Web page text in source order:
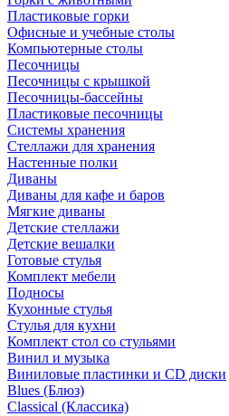
Пластиковые горки
Офисные и учебные столы
Компьютерные столы
Песочницы
Песочницы с крышкой
Песочницы-бассейны
Пластиковые песочницы
Системы хранения
Стеллажи для хранения
Настенные полки
Диваны
Диваны для кафе и баров
Мягкие диваны
Детские стеллажи
Детские вешалки
Готовые стулья
Комплект мебели
Подносы
Кухонные стулья
Стулья для кухни
Комплект стол со стульями
Винил и музыка
Виниловые пластинки и CD диски
Blues (Блюз)
Classical (Классика)